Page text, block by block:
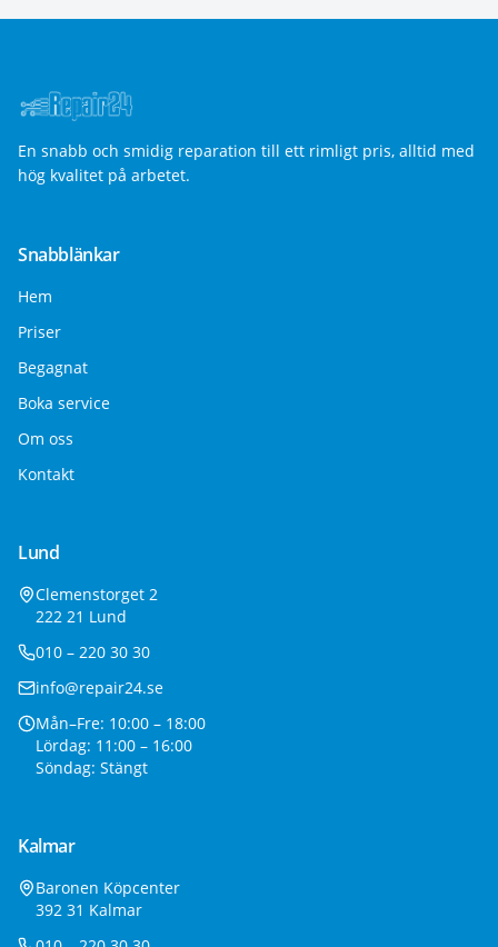
En snabb och smidig reparation till ett rimligt pris, alltid med
hög kvalitet på arbetet.
Snabblänkar
Hem
Priser
Begagnat
Boka service
Om oss
Kontakt
Lund
Clemenstorget 2
222 21 Lund
010 – 220 30 30
info@repair24.se
Mån–Fre: 10:00 – 18:00
Lördag: 11:00 – 16:00
Söndag: Stängt
Kalmar
Baronen Köpcenter
392 31 Kalmar